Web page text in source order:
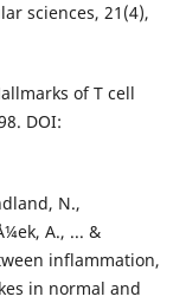
sciences, 21(4),
of T cell
DOI:
N.,
A., ... &
inflammation,
in normal and